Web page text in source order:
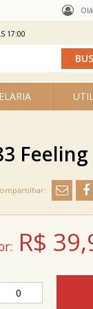
17:00
Feeling
R$